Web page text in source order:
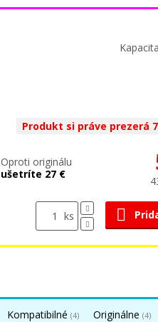
Produkt si práve prezerá
Oproti originálu
ušetríte 27 €
ks
Kompatibilné (4) Originálne (4)